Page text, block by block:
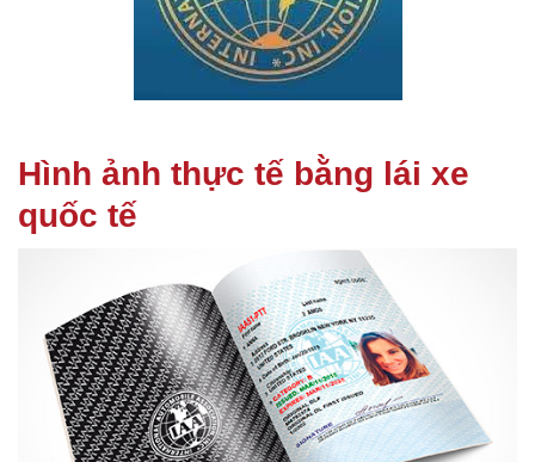
Hình ảnh thực tế bằng lái xe
quốc tế